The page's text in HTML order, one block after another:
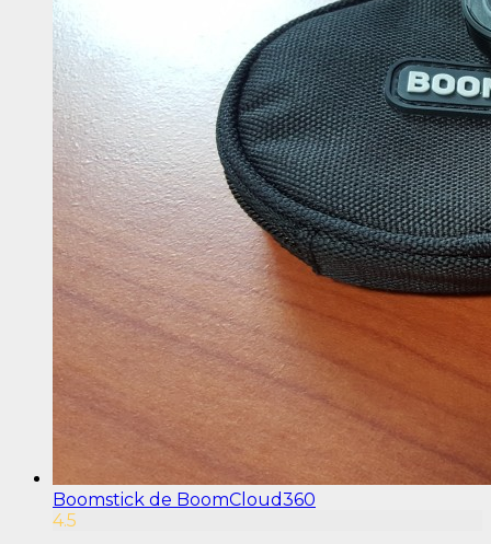
Boomstick de BoomCloud360
4.5